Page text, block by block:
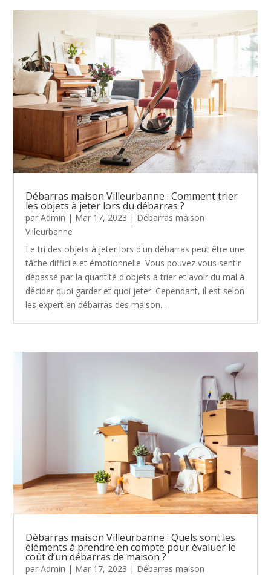
Débarras maison Villeurbanne : Comment trier
les objets à jeter lors du débarras ?
parAdmin | Mar 17, 2023 | Débarras maison
Villeurbanne
Le tri des objets à jeter lors d'un débarras peut être une
tâche difficile et émotionnelle. Vous pouvez vous sentir
dépassé par la quantité d'objets à trier et avoir du mal à
décider quoi garder et quoi jeter. Cependant, il est selon
les expert en débarras des maison...
Débarras maison Villeurbanne : Quels sont les
éléments à prendre en compte pour évaluer le
coût d’un débarras de maison ?
parAdmin | Mar 17, 2023 | Débarras maison